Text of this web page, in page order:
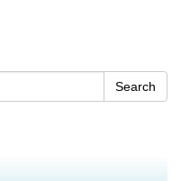
Search